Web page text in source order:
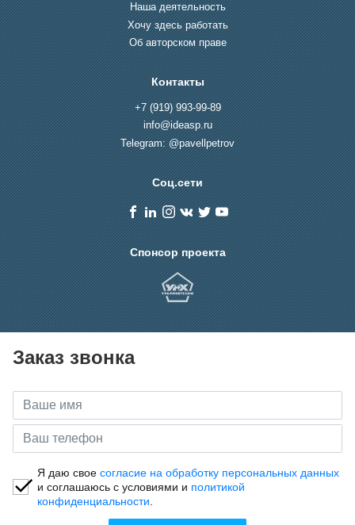
Наша деятельность
Хочу здесь работать
Об авторском праве
Контакты
+7 (919) 993-99-89
info@ideasp.ru
Telegram: @pavellpetrov
Соц.сети
Спонсор проекта
Заказ звонка
Я даю своесогласие на обработку персональных данных
и соглашаюсь с условиями и политикой
конфиденциальности.